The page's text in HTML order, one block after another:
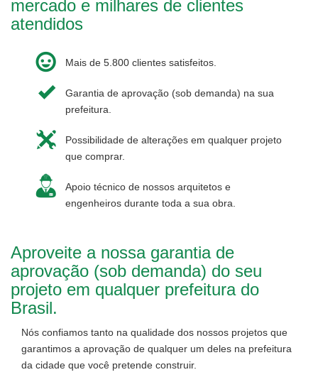
mercado e milhares de clientes
atendidos
Mais de 5.800 clientes satisfeitos.
Garantia de aprovação (sob demanda) na sua
prefeitura.
Possibilidade de alterações em qualquer projeto
que comprar.
Apoio técnico de nossos arquitetos e
engenheiros durante toda a sua obra.
Aproveite a nossa garantia de
aprovação (sob demanda) do seu
projeto em qualquer prefeitura do
Brasil.
Nós confiamos tanto na qualidade dos nossos projetos que
garantimos a aprovação de qualquer um deles na prefeitura
da cidade que você pretende construir.